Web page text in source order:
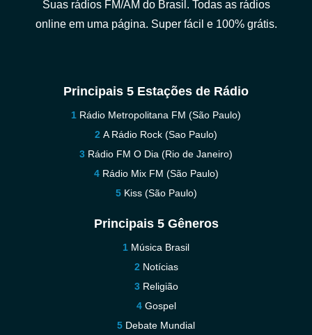
Suas rádios FM/AM do Brasil. Todas as rádios
online em uma página. Super fácil e 100% grátis.
Principais 5 Estações de Rádio
Rádio Metropolitana FM (São Paulo)
A Rádio Rock (Sao Paulo)
Rádio FM O Dia (Rio de Janeiro)
Rádio Mix FM (São Paulo)
Kiss (São Paulo)
Principais 5 Gêneros
Música Brasil
Notícias
Religião
Gospel
Debate Mundial